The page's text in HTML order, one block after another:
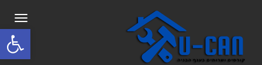
פתח